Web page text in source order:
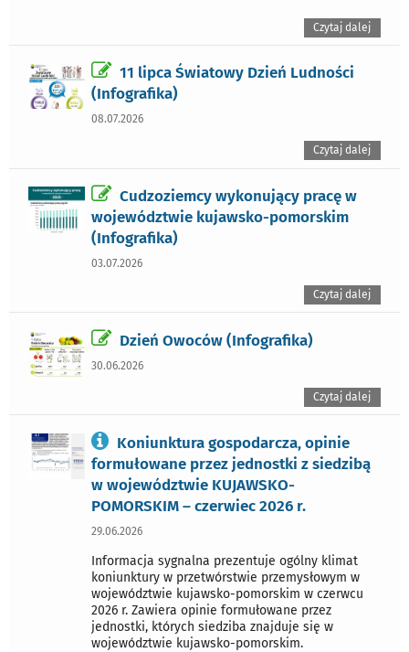
Czytaj dalej
11 lipca Światowy Dzień Ludności
(Infografika)
08.07.2026
Czytaj dalej
Cudzoziemcy wykonujący pracę w
województwie kujawsko-pomorskim
(Infografika)
03.07.2026
Czytaj dalej
Dzień Owoców (Infografika)
30.06.2026
Czytaj dalej
Koniunktura gospodarcza, opinie
formułowane przez jednostki z siedzibą
w województwie KUJAWSKO-
POMORSKIM – czerwiec 2026 r.
29.06.2026
Informacja sygnalna prezentuje ogólny klimat
koniunktury w przetwórstwie przemysłowym w
województwie kujawsko-pomorskim w czerwcu
2026 r. Zawiera opinie formułowane przez
jednostki, których siedziba znajduje się w
województwie kujawsko-pomorskim.